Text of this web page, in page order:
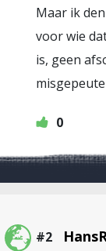
Maar ik
voor wie
is, geen
0
#2